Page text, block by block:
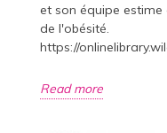
et son équipe
de l'obésité.
https://
Read more